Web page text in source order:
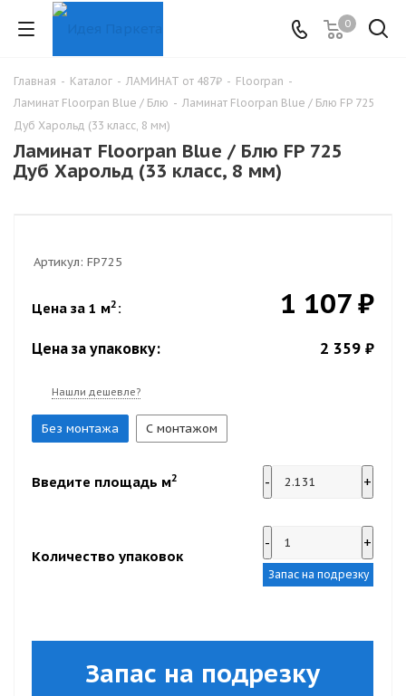
0
Главная - Каталог - ЛАМИНАТ от 487₽ - Floorpan -
Ламинат Floorpan Blue / Блю - Ламинат Floorpan Blue / Блю FP 725
Дуб Харольд (33 класс, 8 мм)
Ламинат Floorpan Blue / Блю FP 725
Дуб Харольд (33 класс, 8 мм)
Артикул: FP725
Цена за 1 м2 : 1 107 ₽
Цена за упаковку: 2 359 ₽
Нашли дешевле?
Без монтажа С монтажом
Введите площадь м2 - +
Количество упаковок
- +
Запас на подрезку
Запас на подрезку